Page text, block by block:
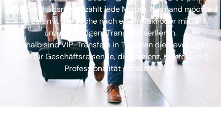
Auf Geschäftsreisen zählt jede Minute. Niemand möchte
Zeit mit der Suche nach einem Taxi oder mit
unzuverlässigem Transport verlieren.
Deshalb sind VIP-Transfers in Tunesien die bevorzugte
Wahl für Geschäftsreisende, die Effizienz, Komfort und
Professionalität schätzen.